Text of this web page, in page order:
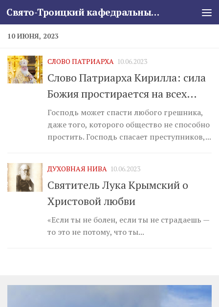
Skip to content Свято-Троицкий кафедральный собор
10 ИЮНЯ, 2023
СЛОВО ПАТРИАРХА 10.06.2023
Слово Патриарха Кирилла: сила
Божия простирается на всех…
Господь может спасти любого грешника,
даже того, которого общество не способно
простить. Господь спасает преступников,...
ДУХОВНАЯ НИВА 10.06.2023
Святитель Лука Крымский о
Христовой любви
«Если ты не болен, если ты не страдаешь —
то это не потому, что ты...